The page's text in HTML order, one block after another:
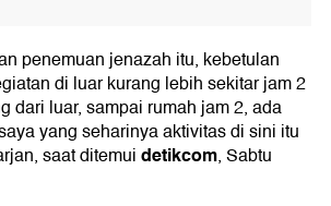
penemuan jenazah itu, kebetulan
di luar kurang lebih sekitar jam 2
dari luar, sampai rumah jam 2, ada
yang seharinya aktivitas di sini itu
saat ditemuidetikcom, Sabtu